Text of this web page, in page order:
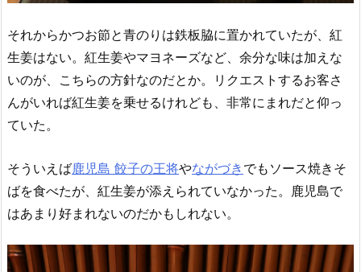
それからかつお節と青のりは鉄板脇に置かれていたが、紅
生姜はない。紅生姜やマヨネーズなど、余分な味は加えな
いのが、こちらの方針なのだとか。リクエストするお客さ
んがいれば紅生姜を乗せるけれども、非常にまれだと仰っ
ていた。
そういえば鹿児島 餃子の王将やながづき でもソース焼きそ
ばを食べたが、紅生姜が添えられていなかった。鹿児島で
はあまり好まれないのだかもしれない。